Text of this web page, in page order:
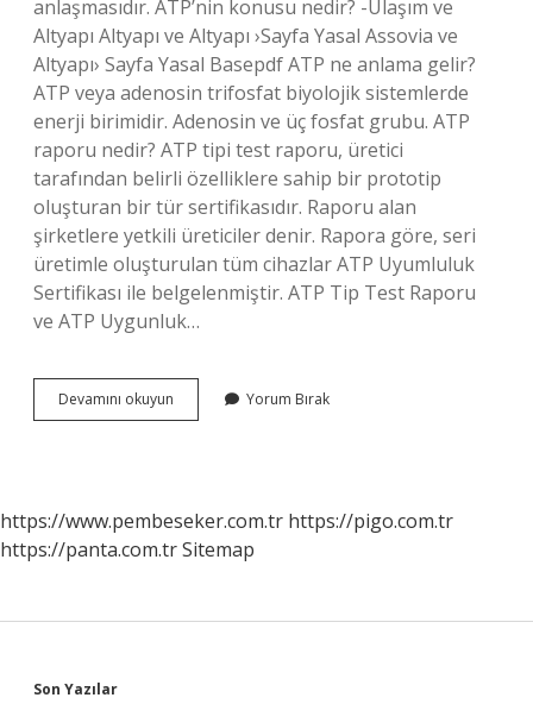
anlaşmasıdır. ATP’nin konusu nedir? -Ulaşım ve
Altyapı Altyapı ve Altyapı ›Sayfa Yasal Assovia ve
Altyapı› Sayfa Yasal Basepdf ATP ne anlama gelir?
ATP veya adenosin trifosfat biyolojik sistemlerde
enerji birimidir. Adenosin ve üç fosfat grubu. ATP
raporu nedir? ATP tipi test raporu, üretici
tarafından belirli özelliklere sahip bir prototip
oluşturan bir tür sertifikasıdır. Raporu alan
şirketlere yetkili üreticiler denir. Rapora göre, seri
üretimle oluşturulan tüm cihazlar ATP Uyumluluk
Sertifikası ile belgelenmiştir. ATP Tip Test Raporu
ve ATP Uygunluk…
Devamını okuyun
Konvansiyonu
Yorum Bırak
https://www.pembeseker.com.tr https://pigo.com.tr
https://panta.com.trSitemap
Son Yazılar